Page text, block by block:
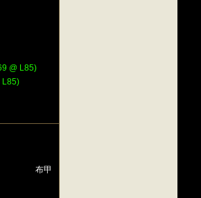
@ L85)
L85)
布甲